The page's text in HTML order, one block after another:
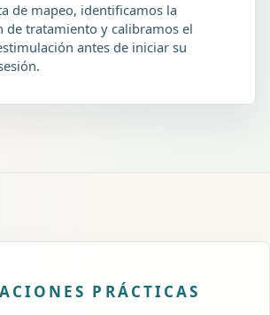
de mapeo, identificamos la
de tratamiento y calibramos el
antes de iniciar su
PRÁCTICAS